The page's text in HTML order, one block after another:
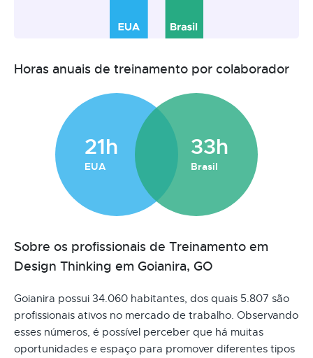
Horas anuais de treinamento por colaborador
21h
EUA
33h
Brasil
Sobre os profissionais de Treinamento em
Design Thinking em Goianira, GO
Goianira possui 34.060 habitantes, dos quais 5.807 são
profissionais ativos no mercado de trabalho. Observando
esses números, é possível perceber que há muitas
oportunidades e espaço para promover diferentes tipos